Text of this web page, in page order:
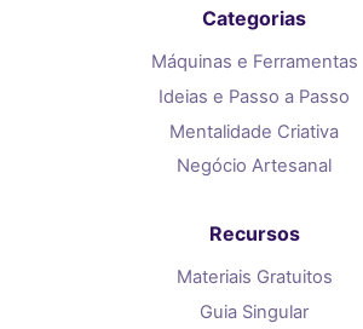
Categorias
Máquinas e Ferramentas
Ideias e Passo a Passo
Mentalidade Criativa
Negócio Artesanal
Recursos
Materiais Gratuitos
Guia Singular